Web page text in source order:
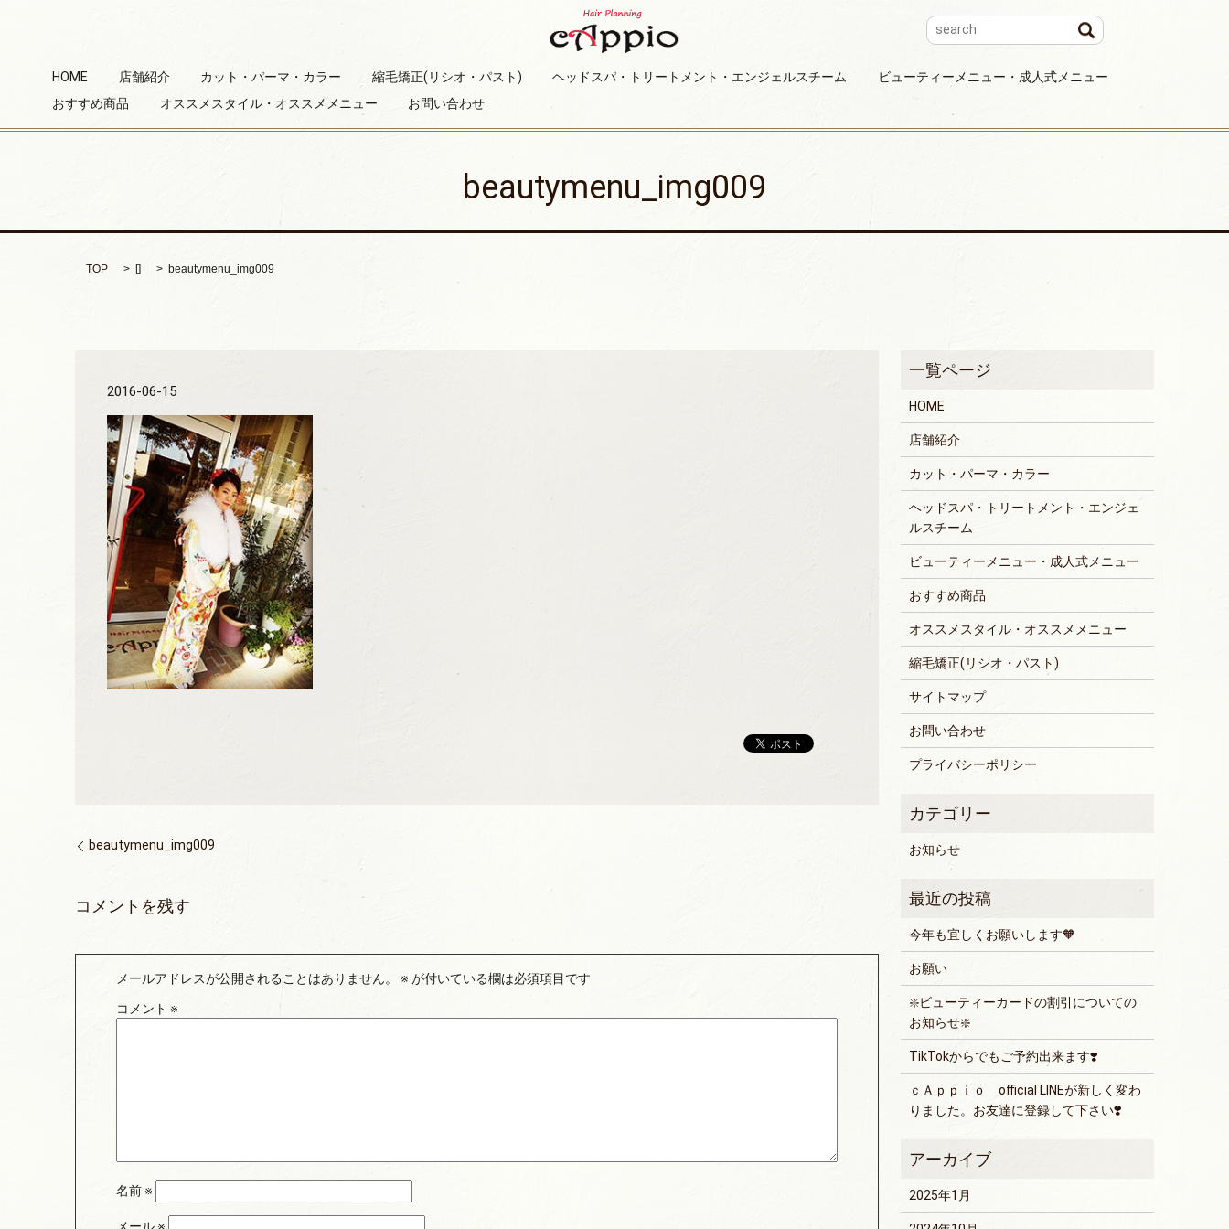
HOME 店舗紹介 カット・パーマ・カラー 縮毛矯正(リシオ・パスト) ヘッドスパ・トリートメント・エンジェルスチーム
ビューティーメニュー・成人式メニュー
おすすめ商品
オススメスタイル・オススメメニュー お問い合わせ
beautymenu_img009
TOP [] beautymenu_img009
2016-06-15
beautymenu_img009
コメントを残す
メールアドレスが公開されることはありません。 ※ が付いている欄は必須項目です
コメント ※
名前※
HOME
店舗紹介
カット・パーマ・カラー
ヘッドスパ・トリートメント・エンジェ
ルスチーム
ビューティーメニュー・成人式メニュー
おすすめ商品
オススメスタイル・オススメメニュー
縮毛矯正(リシオ・パスト)
サイトマップ
お問い合わせ
プライバシーポリシー
お知らせ
今年も宜しくお願いします🧡
お願い
❇️ビューティーカードの割引についての
お知らせ❇️
TikTokからでもご予約出来ます❣️
ｃＡｐｐｉｏ official LINEが新しく変わ
りました。お友達に登録して下さい❣️
2025年1月